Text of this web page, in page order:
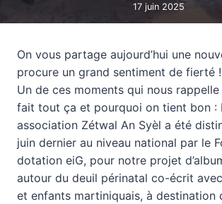
17 juin 2025
On vous partage aujourd’hui une
procure un grand sentiment de fierté !
Un de ces moments qui nous
fait tout ça et pourquoi on tient bon :
association Zétwal An Syèl a été
juin dernier au niveau national par le
dotation eiG, pour notre projet
autour du deuil périnatal co-écrit
et enfants martiniquais, à destination